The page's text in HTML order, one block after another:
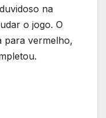
na
o jogo. O
para vermelho,